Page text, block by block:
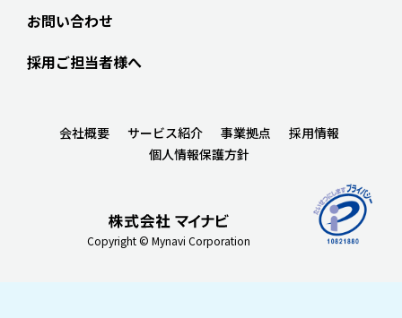
お問い合わせ
採用ご担当者様へ
Copyright © Mynavi Corporation
会社概要 サービス紹介 事業拠点
採用情報
個人情報保護方針